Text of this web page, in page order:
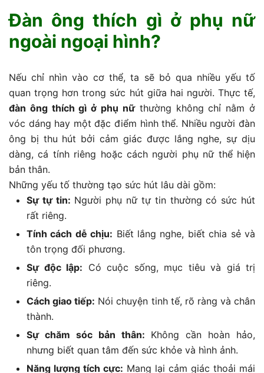
Đàn ông thích gì ở phụ nữ
ngoài ngoại hình?
Nếu chỉ nhìn vào cơ thể, ta sẽ bỏ qua nhiều yếu tố
quan trọng hơn trong sức hút giữa hai người. Thực tế,
đàn ông thích gì ở phụ nữthường không chỉ nằm ở
vóc dáng hay một đặc điểm hình thể. Nhiều người đàn
ông bị thu hút bởi cảm giác được lắng nghe, sự dịu
dàng, cá tính riêng hoặc cách người phụ nữ thể hiện
bản thân.
Những yếu tố thường tạo sức hút lâu dài gồm:
Sự tự tin: Người phụ nữ tự tin thường có sức hút
rất riêng.
Tính cách dễ chịu: Biết lắng nghe, biết chia sẻ và
tôn trọng đối phương.
Sự độc lập: Có cuộc sống, mục tiêu và giá trị
riêng.
Cách giao tiếp: Nói chuyện tinh tế, rõ ràng và chân
thành.
Sự chăm sóc bản thân: Không cần hoàn hảo,
nhưng biết quan tâm đến sức khỏe và hình ảnh.
Năng lượng tích cực: Mang lại cảm giác thoải mái